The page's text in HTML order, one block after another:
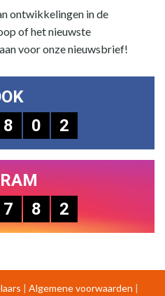
ontwikkelingen in de
of het nieuwste
aan voor onze nieuwsbrief!
8 0 2
7 8 2
| Algemene voorwaarden |